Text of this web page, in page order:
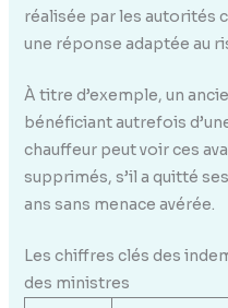
réalisée par les autorités
une réponse adaptée au
À titre d’exemple, un
bénéficiant autrefois
chauffeur peut voir ces
supprimés, s’il a quitté
ans sans menace avérée.
Les chiffres clés des
des ministres